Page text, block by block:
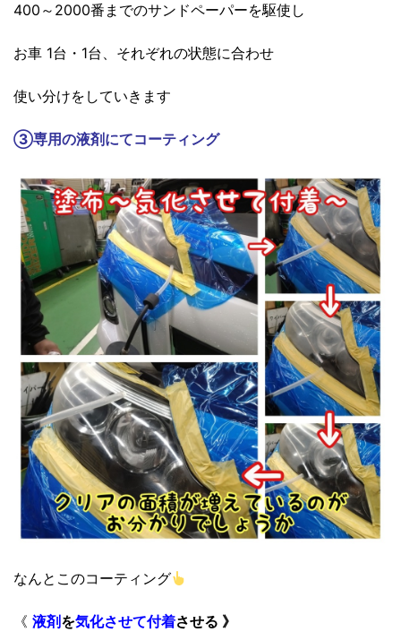
400～2000番までのサンドペーパーを駆使し
お車 1台・1台、それぞれの状態に合わせ
使い分けをしていきます
③専用の液剤にてコーティング
なんとこのコーティング
《 液剤 を気化させて付着させる 》